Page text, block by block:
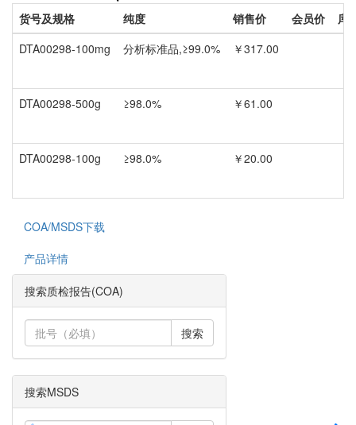
货号及规格 纯度 销售价 会员价
库
DTA00298-100mg
分析标准品,≥99.0% ￥317.00
DTA00298-500g ≥98.0% ￥61.00
DTA00298-100g ≥98.0% ￥20.00
COA/MSDS下载
产品详情
搜索质检报告(COA)
搜索
搜索MSDS